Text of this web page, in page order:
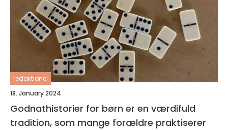
redaktionel
18. January 2024
Godnathistorier for børn er en værdifuld
tradition, som mange forældre praktiserer